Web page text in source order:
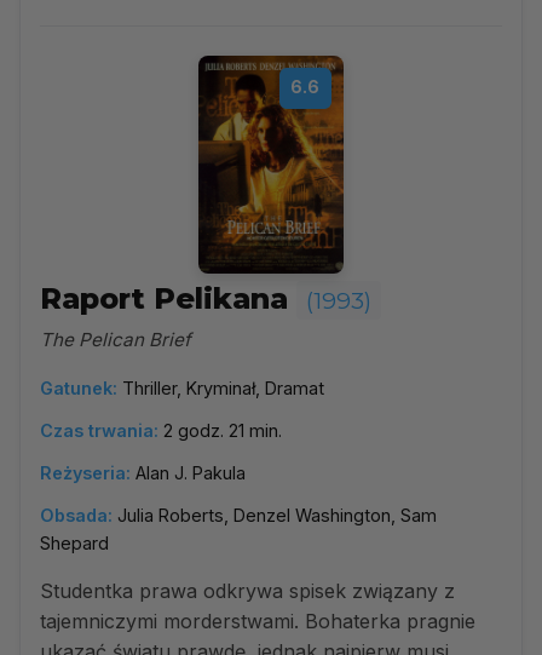
6.6
Raport Pelikana (1993)
The Pelican Brief
Gatunek: Thriller, Kryminał, Dramat
Czas trwania: 2 godz. 21 min.
Reżyseria: Alan J. Pakula
Obsada: Julia Roberts, Denzel Washington, Sam
Shepard
Studentka prawa odkrywa spisek związany z
tajemniczymi morderstwami. Bohaterka pragnie